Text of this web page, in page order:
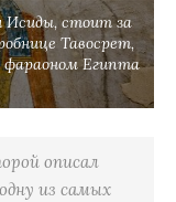
Исиды, стоит за
Тавосрет,
фараоном Египта
описал
из самых